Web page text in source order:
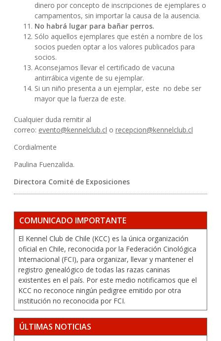
dinero por concepto de inscripciones de ejemplares o
campamentos, sin importar la causa de la ausencia.
No habrá lugar para bañar perros.
Sólo aquellos ejemplares que estén a nombre de los
socios pueden optar a los valores publicados para
socios.
Aconsejamos llevar el certificado de vacuna
antirrábica vigente de su ejemplar.
Si un niño presenta a un ejemplar, este no debe ser
mayor que la fuerza de este.
Cualquier duda remitir al
correo: evento@kennelclub.cl o recepcion@kennelclub.cl
Cordialmente
Paulina Fuenzalida.
Directora Comité de Exposiciones
COMUNICADO IMPORTANTE
El Kennel Club de Chile (KCC) es la única organización
oficial en Chile, reconocida por la Federación Cinológica
Internacional (FCI), para organizar, llevar y mantener el
registro genealógico de todas las razas caninas
existentes en el país. Por este medio notificamos que el
KCC no reconoce ningún pedigree emitido por otra
institución no reconocida por FCI.
ÚLTIMAS NOTICIAS